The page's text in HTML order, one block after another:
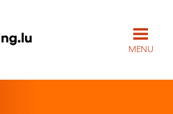
MENU